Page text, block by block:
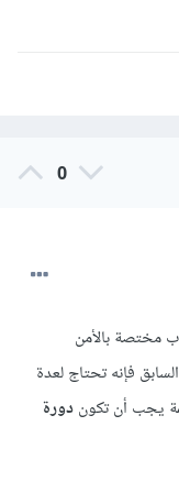
0
مختصة بالأمن
فإنه تحتاج لعدة
يجب أن تكوندورة